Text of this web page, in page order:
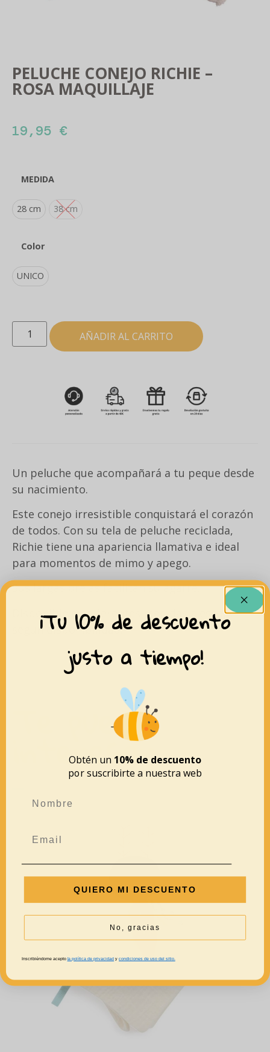
PELUCHE CONEJO RICHIE –
ROSA MAQUILLAJE
19,95 €
MEDIDA
28 cm 38 cm
Color
UNICO
AÑADIR AL CARRITO
Un peluche que acompañará a tu peque desde
su nacimiento.
Este conejo irresistible conquistará el corazón
de todos. Con su tela de peluche reciclada,
Richie tiene una apariencia llamativa e ideal
para momentos de mimo y apego.
Sus largas orejas facilitan su agarre.
Disponible en diferentes medidas a escoger
según disponibilidad.
Te puede
interesar
¡Tu 10% de descuento
justo a tiempo!
Obtén un 10% de descuento
por suscribirte a nuestra web
QUIERO MI DESCUENTO
No, gracias
Inscribiéndome acepto la política de privacidad ycondiciones de uso del sitio.